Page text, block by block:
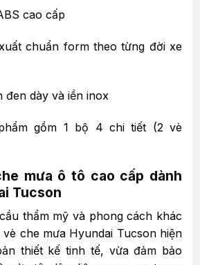
cao cấp
chuẩn form theo từng đời xe
đen dày và iền inox
gồm 1 bộ 4 chi tiết (2 vè
mưa ô tô cao cấp dành
Tucson
thẩm mỹ và phong cách khác
che mưa Hyundai Tucson hiện
thiết kế tinh tế, vừa đảm bảo